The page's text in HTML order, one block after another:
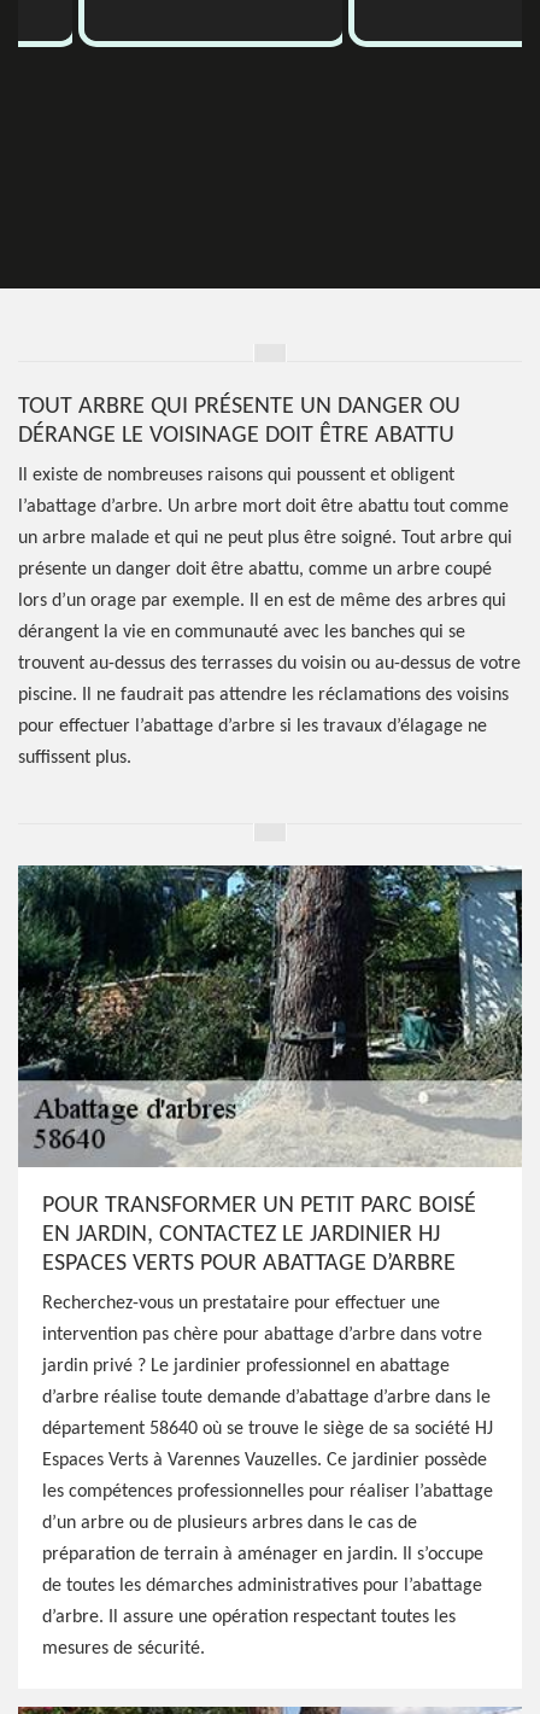
TOUT ARBRE QUI PRÉSENTE UN DANGER OU
DÉRANGE LE VOISINAGE DOIT ÊTRE ABATTU
Il existe de nombreuses raisons qui poussent et obligent
l’abattage d’arbre. Un arbre mort doit être abattu tout comme
un arbre malade et qui ne peut plus être soigné. Tout arbre qui
présente un danger doit être abattu, comme un arbre coupé
lors d’un orage par exemple. Il en est de même des arbres qui
dérangent la vie en communauté avec les banches qui se
trouvent au-dessus des terrasses du voisin ou au-dessus de votre
piscine. Il ne faudrait pas attendre les réclamations des voisins
pour effectuer l’abattage d’arbre si les travaux d’élagage ne
suffissent plus.
POUR TRANSFORMER UN PETIT PARC BOISÉ
EN JARDIN, CONTACTEZ LE JARDINIER HJ
ESPACES VERTS POUR ABATTAGE D’ARBRE
Recherchez-vous un prestataire pour effectuer une
intervention pas chère pour abattage d’arbre dans votre
jardin privé ? Le jardinier professionnel en abattage
d’arbre réalise toute demande d’abattage d’arbre dans le
département 58640 où se trouve le siège de sa société HJ
Espaces Verts à Varennes Vauzelles. Ce jardinier possède
les compétences professionnelles pour réaliser l’abattage
d’un arbre ou de plusieurs arbres dans le cas de
préparation de terrain à aménager en jardin. Il s’occupe
de toutes les démarches administratives pour l’abattage
d’arbre. Il assure une opération respectant toutes les
mesures de sécurité.